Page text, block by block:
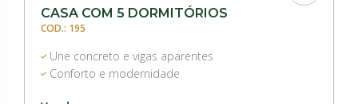
CASA COM 5 DORMITÓRIOS
COD.: 195
Une concreto e vigas aparentes
Conforto e modernidade